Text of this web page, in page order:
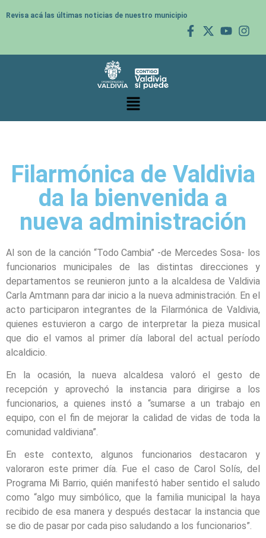
Revisa acá las últimas noticias de nuestro municipio
Filarmónica de Valdivia
da la bienvenida a
nueva administración
Al son de la canción “Todo Cambia” -de Mercedes Sosa- los
funcionarios municipales de las distintas direcciones y
departamentos se reunieron junto a la alcaldesa de Valdivia
Carla Amtmann para dar inicio a la nueva administración. En el
acto participaron integrantes de la Filarmónica de Valdivia,
quienes estuvieron a cargo de interpretar la pieza musical
que dio el vamos al primer día laboral del actual período
alcaldicio.
En la ocasión, la nueva alcaldesa valoró el gesto de
recepción y aprovechó la instancia para dirigirse a los
funcionarios, a quienes instó a “sumarse a un trabajo en
equipo, con el fin de mejorar la calidad de vidas de toda la
comunidad valdiviana”.
En este contexto, algunos funcionarios destacaron y
valoraron este primer día. Fue el caso de Carol Solís, del
Programa Mi Barrio, quién manifestó haber sentido el saludo
como “algo muy simbólico, que la familia municipal la haya
recibido de esa manera y después destacar la instancia que
se dio de pasar por cada piso saludando a los funcionarios”.